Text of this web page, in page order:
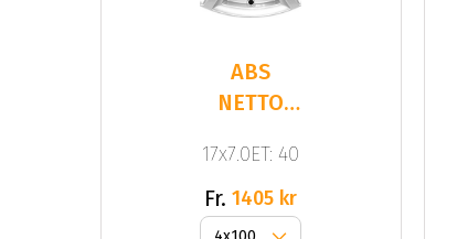
ABS
NETTO
SILVER
17x7.0ET: 40
Fr. 1405 kr